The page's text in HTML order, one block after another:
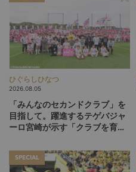
ひぐらしひなつ
2026.08.05
「みんなのセカンドクラブ」を
目指して。躍進するテゲバジャ
ーロ宮崎が示す「クラブを育て
SPECIAL